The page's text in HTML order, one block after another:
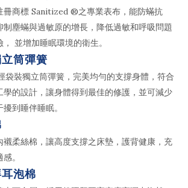
冊商標 Sanitized ®之專業表布，能防蟎抗
制塵蟎與過敏原的增長，降低過敏和呼吸問題
， 並增加睡眠環境的衛生。
筒彈簧
袋裝獨立筒彈簧，完美均勻的支撐身體，符合
學的設計，讓身體得到最佳的修護，並可減少
擾到睡伴睡眠。
襯柔絲棉，讓高度支撐之床墊，護背健康，充
。
泡棉